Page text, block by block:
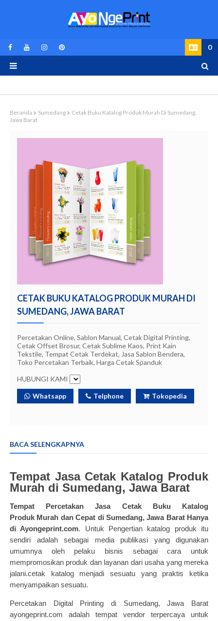
0
Beranda Sumedang
Cetak Buku Katalog Produk Murah Di Sumedang,
Jawa Barat
CETAK BUKU KATALOG PRODUK MURAH DI
SUMEDANG, JAWA BARAT
Percetakan Online, Sablon Manual, Cetak Digital Printing,
Cetak Offset Brosur, Cetak Sublime Kaos, Print Kain
Tekstile, Tempat Cetak Terdekat, Jasa Sablon Bendera,
Toko Percetakan Terbaik, Harga Cetak Spanduk
HUBUNGI KAMI
Whatsapp Telphone Tokopedia
BACA SELENGKAPNYA
Tempat Jasa Cetak Katalog Produk
Murah di Sumedang, Jawa Barat
Tempat Percetakan Jasa Cetak Buku Katalog
Produk Murah dan Cepat di Sumedang, Jawa Barat Hanya
di Ayongeprint.com. Untuk Pengertian katalog produk itu
sendiri adalah sebagai media publikasi yang digunakan
umumnya oleh pelaku bisnis sebagai cara untuk
mempromosikan produk dan layanan dari usaha yang mereka
jalani.cetak katalog menjadi sesuatu yang praktis ketika
menyampaikan sesuatu.
Percetakan Digital Printing di Sumedang, Jawa Barat
ayongeprint.com adalah tempat vendor terpercaya untuk